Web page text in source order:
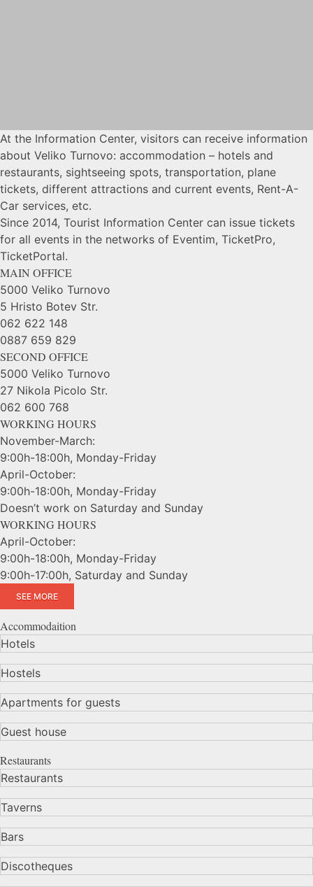
At the Information Center, visitors can receive information
about Veliko Turnovo: accommodation – hotels and
restaurants, sightseeing spots, transportation, plane
tickets, different attractions and current events, Rent-A-
Car services, etc.
Since 2014, Tourist Information Center can issue tickets
for all events in the networks of Eventim, TicketPro,
TicketPortal.
MAIN OFFICE
5000 Veliko Turnovo
5 Hristo Botev Str.
062 622 148
0887 659 829
SECOND OFFICE
5000 Veliko Turnovo
27 Nikola Picolo Str.
062 600 768
WORKING HOURS
November-March:
9:00h-18:00h, Monday-Friday
April-October:
9:00h-18:00h, Monday-Friday
Doesn’t work on Saturday and Sunday
WORKING HOURS
April-October:
9:00h-18:00h, Monday-Friday
9:00h-17:00h, Saturday and Sunday
SEE MORE
Accommodaition
Hotels
Hostels
Apartments for guests
Guest house
Restaurants
Restaurants
Taverns
Bars
Discotheques